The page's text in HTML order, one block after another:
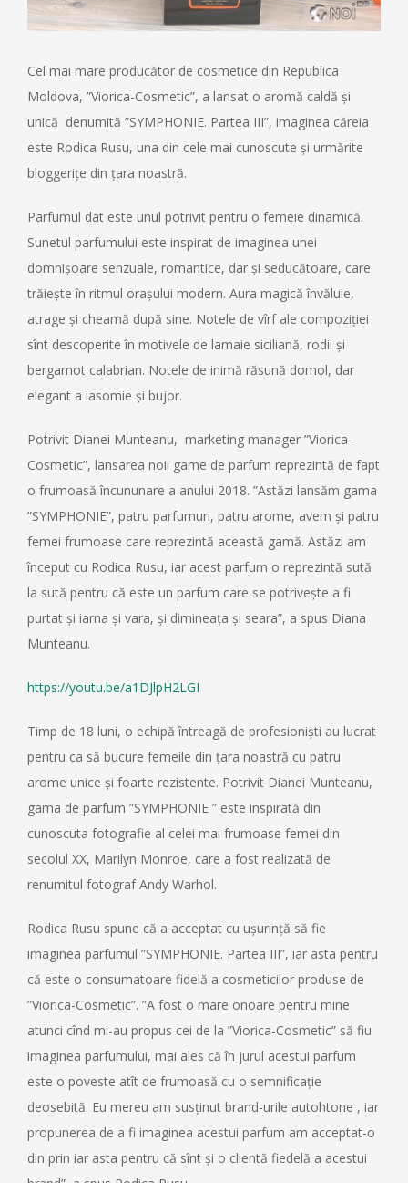
Cel mai mare producător de cosmetice din Republica
Moldova, ”Viorica-Cosmetic”, a lansat o aromă caldă și
unică denumită ”SYMPHONIE. Partea III”, imaginea căreia
este Rodica Rusu, una din cele mai cunoscute și urmărite
bloggerițe din țara noastră.
Parfumul dat este unul potrivit pentru o femeie dinamică.
Sunetul parfumului este inspirat de imaginea unei
domnișoare senzuale, romantice, dar și seducătoare, care
trăiește în ritmul orașului modern. Aura magică învăluie,
atrage și cheamă după sine. Notele de vîrf ale compoziției
sînt descoperite în motivele de lamaie siciliană, rodii și
bergamot calabrian. Notele de inimă răsună domol, dar
elegant a iasomie și bujor.
Potrivit Dianei Munteanu, marketing manager ”Viorica-
Cosmetic”, lansarea noii game de parfum reprezintă de fapt
o frumoasă încununare a anului 2018. ”Astăzi lansăm gama
”SYMPHONIE”, patru parfumuri, patru arome, avem și patru
femei frumoase care reprezintă această gamă. Astăzi am
început cu Rodica Rusu, iar acest parfum o reprezintă sută
la sută pentru că este un parfum care se potrivește a fi
purtat și iarna și vara, și dimineața și seara”, a spus Diana
Munteanu.
https://youtu.be/a1DJlpH2LGI
Timp de 18 luni, o echipă întreagă de profesioniști au lucrat
pentru ca să bucure femeile din țara noastră cu patru
arome unice și foarte rezistente. Potrivit Dianei Munteanu,
gama de parfum ”SYMPHONIE ” este inspirată din
cunoscuta fotografie al celei mai frumoase femei din
secolul XX, Marilyn Monroe, care a fost realizată de
renumitul fotograf Andy Warhol.
Rodica Rusu spune că a acceptat cu ușurință să fie
imaginea parfumul ”SYMPHONIE. Partea III”, iar asta pentru
că este o consumatoare fidelă a cosmeticilor produse de
”Viorica-Cosmetic”. ”A fost o mare onoare pentru mine
atunci cînd mi-au propus cei de la ”Viorica-Cosmetic” să fiu
imaginea parfumului, mai ales că în jurul acestui parfum
este o poveste atît de frumoasă cu o semnificație
deosebită. Eu mereu am susținut brand-urile autohtone , iar
propunerea de a fi imaginea acestui parfum am acceptat-o
din prin iar asta pentru că sînt și o clientă fiedelă a acestui